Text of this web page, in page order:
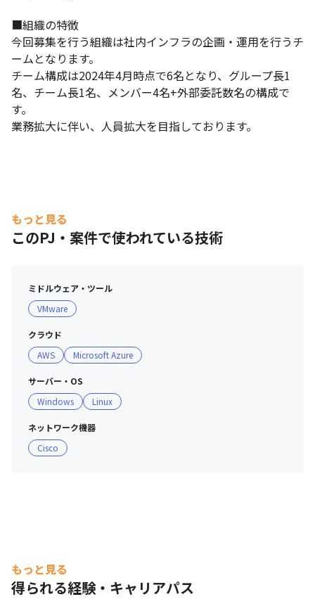
■組織の特徴
今回募集を行う組織は社内インフラの企画・運用を行うチ
ームとなります。
チーム構成は2024年4月時点で6名となり、グループ長1
名、チーム長1名、メンバー4名+外部委託数名の構成で
す。
業務拡大に伴い、人員拡大を目指しております。
もっと見る
このPJ・案件で使われている技術
ミドルウェア・ツール
VMware
クラウド
AWS
Microsoft Azure
サーバー・OS
Windows
Linux
ネットワーク機器
Cisco
もっと見る
得られる経験・キャリアパス